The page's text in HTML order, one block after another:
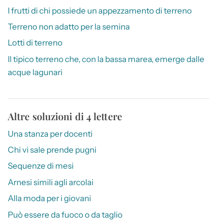
I frutti di chi possiede un appezzamento di terreno
Terreno non adatto per la semina
Lotti di terreno
Il tipico terreno che, con la bassa marea, emerge dalle
acque lagunari
Altre soluzioni di 4 lettere
Una stanza per docenti
Chi vi sale prende pugni
Sequenze di mesi
Arnesi simili agli arcolai
Alla moda per i giovani
Può essere da fuoco o da taglio